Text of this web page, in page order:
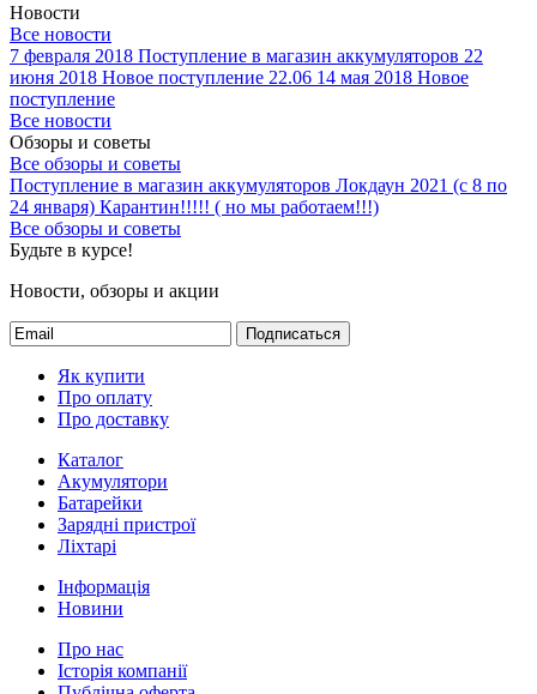
Новости
Все новости
7 февраля 2018 Поступление в магазин аккумуляторов 22
июня 2018 Новое поступление 22.06 14 мая 2018 Новое
поступление
Все новости
Обзоры и советы
Все обзоры и советы
Поступление в магазин аккумуляторов Локдаун 2021 (с 8 по
24 января) Карантин!!!!! ( но мы работаем!!!)
Все обзоры и советы
Будьте в курсе!
Новости, обзоры и акции
Подписаться
Як купити
Про оплату
Про доставку
Каталог
Акумулятори
Батарейки
Зарядні пристрої
Ліхтарі
Інформація
Новини
Про нас
Історія компанії